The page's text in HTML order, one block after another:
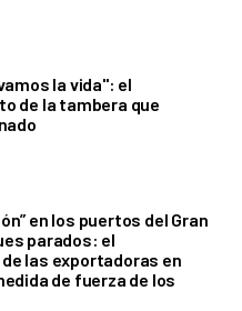
la vida": el
de la tambera que
en los puertos del Gran
parados: el
las exportadoras en
de fuerza de los